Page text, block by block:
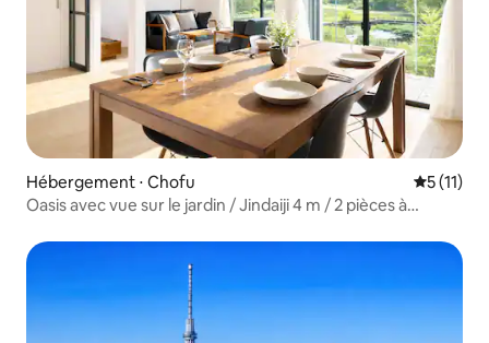
Hébergement ⋅ Chofu
5 (11)
Oasis avec vue sur le jardin / Jindaiji 4 m / 2 pièces à